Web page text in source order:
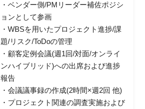
・ベンダー側/PMリーダー補佐ポジシ
ョンとして参画
・WBSを用いたプロジェクト進捗/課
題/リスク/ToDoの管理
・顧客定例会議(週1回/対面/オンライ
ンハイブリッド)への出席および進捗
報告
・会議議事録の作成(2時間×週2回 他)
・プロジェクト関連の調査実施および